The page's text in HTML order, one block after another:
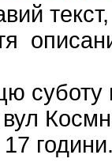
суботу
вул
години.